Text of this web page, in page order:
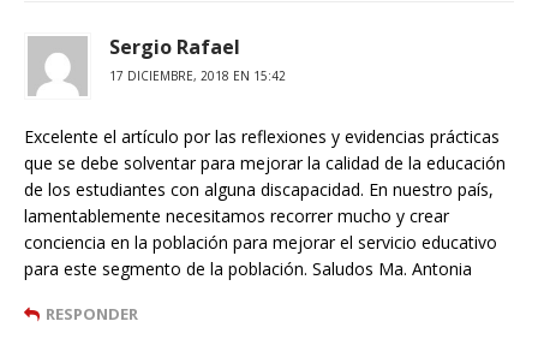
Sergio Rafael
17 DICIEMBRE, 2018 EN 15:42
Excelente el artículo por las reflexiones y evidencias prácticas
que se debe solventar para mejorar la calidad de la educación
de los estudiantes con alguna discapacidad. En nuestro país,
lamentablemente necesitamos recorrer mucho y crear
conciencia en la población para mejorar el servicio educativo
para este segmento de la población. Saludos Ma. Antonia
RESPONDER